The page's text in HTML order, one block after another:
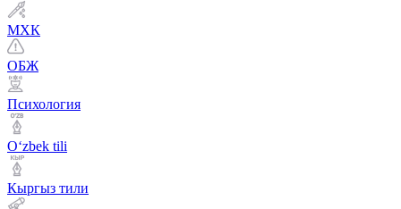
МХК
ОБЖ
Психология
Оʻzbek tili
Кыргыз тили